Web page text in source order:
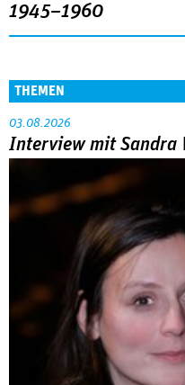
1945–1960
THEMEN
03.08.2026
Interview mit Sandra